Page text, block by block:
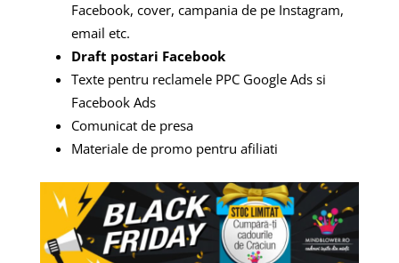
Facebook, cover, campania de pe Instagram,
email etc.
Draft postari Facebook
Texte pentru reclamele PPC Google Ads si
Facebook Ads
Comunicat de presa
Materiale de promo pentru afiliati